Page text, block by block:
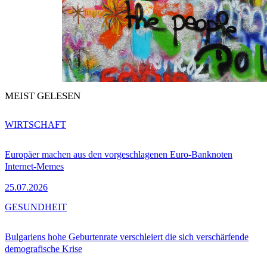
MEIST GELESEN
Europäer machen aus den vorgeschlagenen Euro-Banknoten
Internet-Memes
25.07.2026
WIRTSCHAFT
Bulgariens hohe Geburtenrate verschleiert die sich verschärfende
demografische Krise
GESUNDHEIT